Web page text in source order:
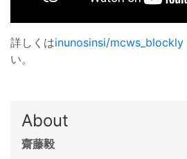
詳しくはinunosinsi/
い。
About
齋藤毅